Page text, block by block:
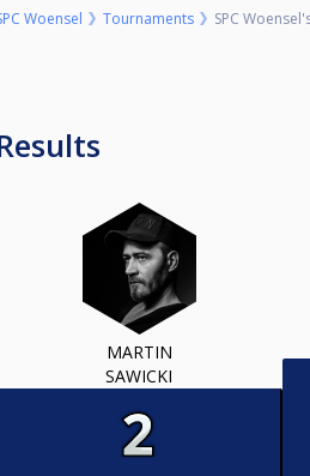
Woensel Tournaments SPC
MARTIN
SAWICKI